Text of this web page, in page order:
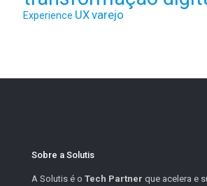
Experience UXvarejo
Sobre a Solutis
A Solutis é o Tech Partner que acelera e